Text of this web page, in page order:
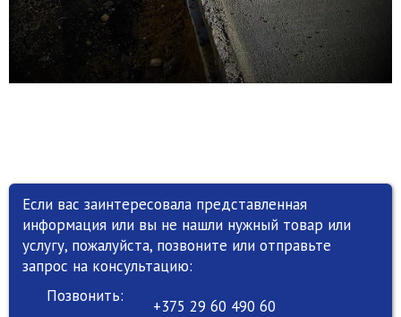
Если вас заинтересовала представленная
информация или вы не нашли нужный товар или
услугу, пожалуйста, позвоните или отправьте
запрос на консультацию:
Позвонить:
+375 29 60 490 60